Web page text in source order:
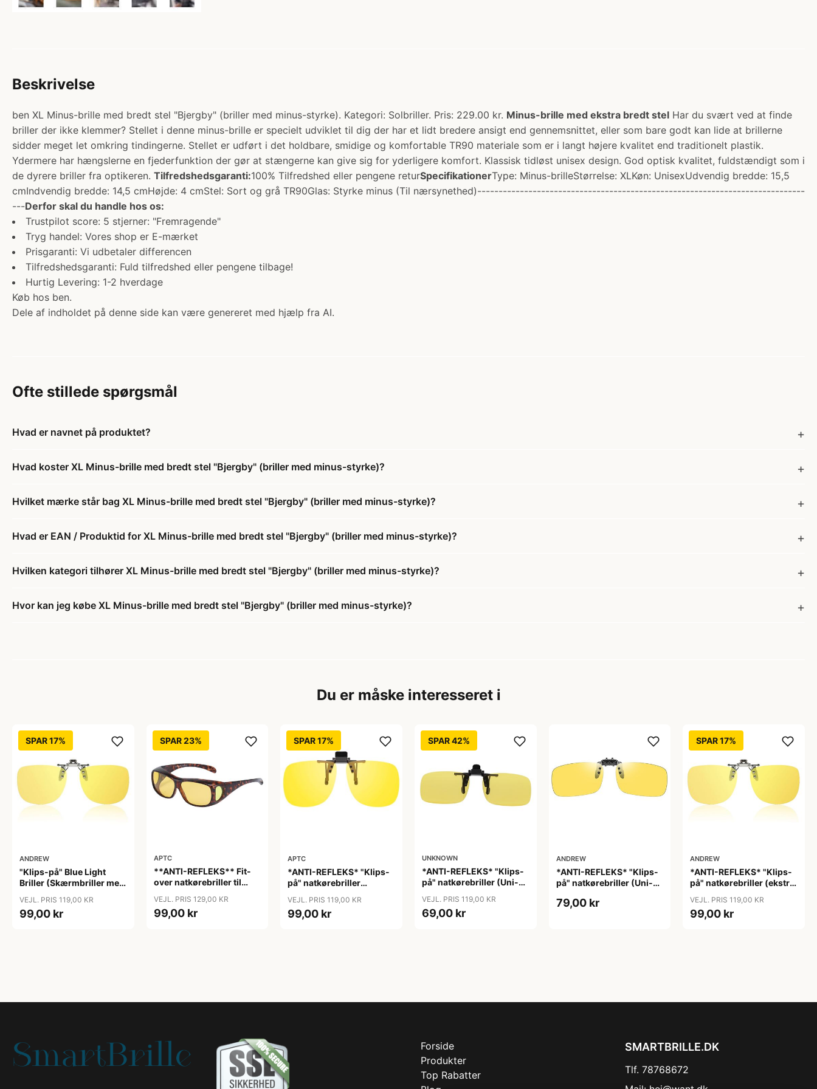
Beskrivelse
ben XL Minus-brille med bredt stel "Bjergby" (briller med minus-styrke). Kategori: Solbriller. Pris: 229.00 kr. Minus-brille med ekstra bredt stel Har du svært ved at finde
briller der ikke klemmer? Stellet i denne minus-brille er specielt udviklet til dig der har et lidt bredere ansigt end gennemsnittet, eller som bare godt kan lide at brillerne
sidder meget let omkring tindingerne. Stellet er udført i det holdbare, smidige og komfortable TR90 materiale som er i langt højere kvalitet end traditionelt plastik.
Ydermere har hængslerne en fjederfunktion der gør at stængerne kan give sig for yderligere komfort. Klassisk tidløst unisex design. God optisk kvalitet, fuldstændigt som i
de dyrere briller fra optikeren. Tilfredshedsgaranti:100% Tilfredshed eller pengene returSpecifikationerType: Minus-brilleStørrelse: XLKøn: UnisexUdvendig bredde: 15,5
cmIndvendig bredde: 14,5 cmHøjde: 4 cmStel: Sort og grå TR90Glas: Styrke minus (Til nærsynethed)-----------------------------------------------------------------------------
---Derfor skal du handle hos os:
Trustpilot score: 5 stjerner: "Fremragende"
Tryg handel: Vores shop er E-mærket
Prisgaranti: Vi udbetaler differencen
Tilfredshedsgaranti: Fuld tilfredshed eller pengene tilbage!
Hurtig Levering: 1-2 hverdage
Køb hos ben.
Dele af indholdet på denne side kan være genereret med hjælp fra AI.
Ofte stillede spørgsmål
Hvad er navnet på produktet?
Hvad koster XL Minus-brille med bredt stel "Bjergby" (briller med minus-styrke)?
Hvilket mærke står bag XL Minus-brille med bredt stel "Bjergby" (briller med minus-styrke)?
Hvad er EAN / Produktid for XL Minus-brille med bredt stel "Bjergby" (briller med minus-styrke)?
Hvilken kategori tilhører XL Minus-brille med bredt stel "Bjergby" (briller med minus-styrke)?
Hvor kan jeg købe XL Minus-brille med bredt stel "Bjergby" (briller med minus-styrke)?
Du er måske interesseret i
SPAR 17%
ANDREW
"Klips-på" Blue Light
Briller (Skærmbriller med
VEJL. PRIS 119,00 KR
99,00 kr
SPAR 23%
APTC
**ANTI-REFLEKS** Fit-
over natkørebriller til
VEJL. PRIS 129,00 KR
99,00 kr
SPAR 17%
APTC
*ANTI-REFLEKS* "Klips-
på" natkørebriller
VEJL. PRIS 119,00 KR
99,00 kr
SPAR 42%
UNKNOWN
*ANTI-REFLEKS* "Klips-
på" natkørebriller (Uni-
VEJL. PRIS 119,00 KR
69,00 kr
ANDREW
*ANTI-REFLEKS* "Klips-
på" natkørebriller (Uni-
79,00 kr
SPAR 17%
ANDREW
*ANTI-REFLEKS* "Klips-
på" natkørebriller (ekstra
VEJL. PRIS 119,00 KR
99,00 kr
Forside
Produkter
Top Rabatter
SMARTBRILLE.DK
Tlf. 78768672